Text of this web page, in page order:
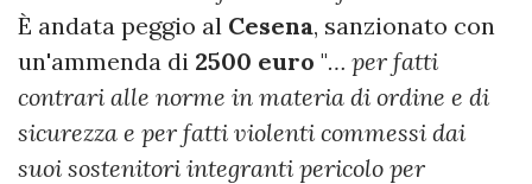
È andata peggio al Cesena, sanzionato con
un'ammenda di 2500 euro "… per fatti
contrari alle norme in materia di ordine e di
sicurezza e per fatti violenti commessi dai
suoi sostenitori integranti pericolo per